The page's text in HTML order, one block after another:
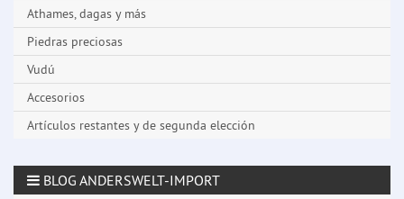
Athames, dagas y más
Piedras preciosas
Vudú
Accesorios
Artículos restantes y de segunda elección
BLOG ANDERSWELT-IMPORT